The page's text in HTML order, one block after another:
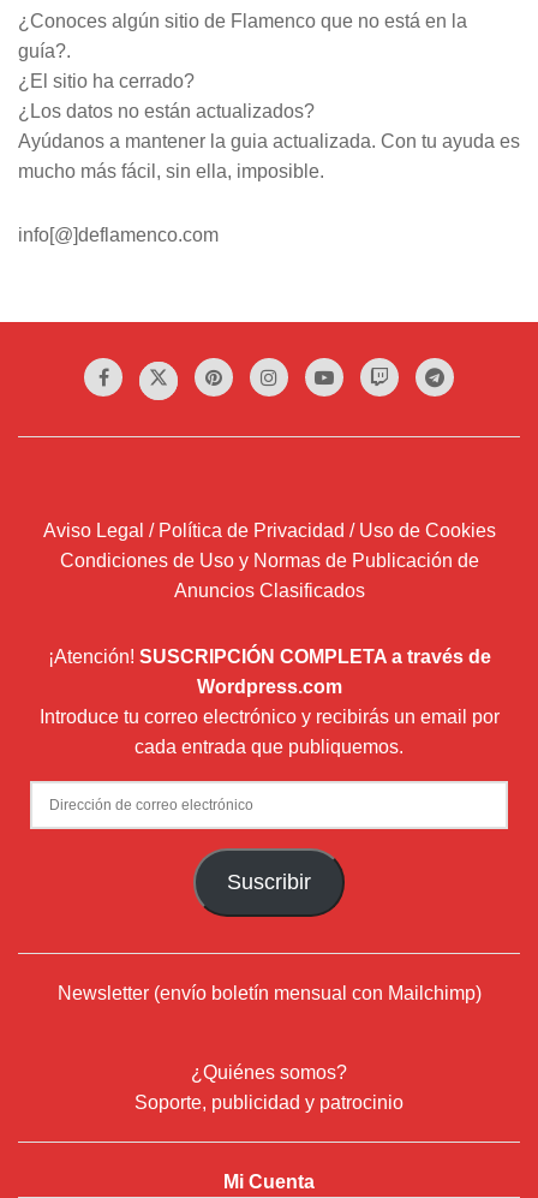
¿Conoces algún sitio de Flamenco que no está en la
guía?.
¿El sitio ha cerrado?
¿Los datos no están actualizados?
Ayúdanos a mantener la guia actualizada. Con tu ayuda es
mucho más fácil, sin ella, imposible.
info[@]deflamenco.com
Aviso Legal / Política de Privacidad / Uso de Cookies
Condiciones de Uso y Normas de Publicación de
Anuncios Clasificados
¡Atención! SUSCRIPCIÓN COMPLETA a través de
Wordpress.com
Introduce tu correo electrónico y recibirás un email por
cada entrada que publiquemos.
Dirección
de
Suscribir
Newsletter (envío boletín mensual con Mailchimp)
¿Quiénes somos?
Soporte, publicidad y patrocinio
Mi Cuenta